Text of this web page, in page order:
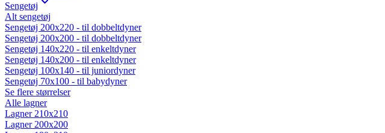
Sengetøj
Alt sengetøj
Sengetøj 200x220 - til dobbeltdyner
Sengetøj 200x200 - til dobbeltdyner
Sengetøj 140x220 - til enkeltdyner
Sengetøj 140x200 - til enkeltdyner
Sengetøj 100x140 - til juniordyner
Sengetøj 70x100 - til babydyner
Se flere størrelser
Alle lagner
Lagner 210x210
Lagner 200x200